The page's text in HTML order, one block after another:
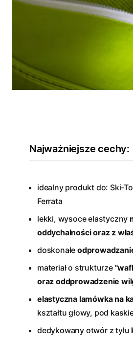
Najważniejsze cechy:
idealny produkt do: Ski-
Ferrata
lekki, wysoce elastyczny
oddychalności oraz z
doskonałe
materiał o strukturze
oraz oddprowadzenie
elastyczna lamówka na
kształtu głowy, pod
dedykowany otwór z tyłu